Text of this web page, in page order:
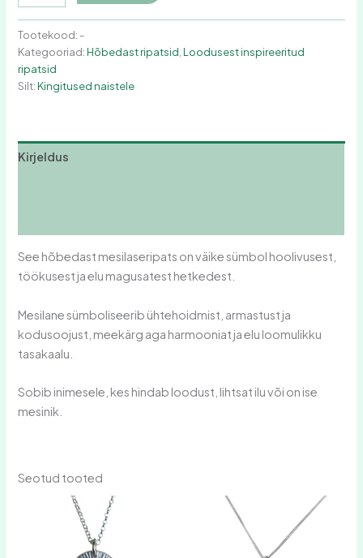
Tootekood: -
Kategooriad:Hõbedast ripatsid ,Loodusest inspireeritud
ripatsid
Silt:Kingitused naistele
Kirjeldus
See hõbedast mesilaseripats on väike sümbol hoolivusest,
töökusest ja elu magusatest hetkedest.
Mesilane sümboliseerib ühtehoidmist, armastust ja
kodusoojust, meekärg aga harmooniat ja elu loomulikku
tasakaalu.
Sobib inimesele, kes hindab loodust, lihtsat ilu või on ise
mesinik.
Seotud tooted
Hinnavahemik:
Sellel
tootel
on
Hinnavahemik:
39,00 €
kuni
59,00 €
on